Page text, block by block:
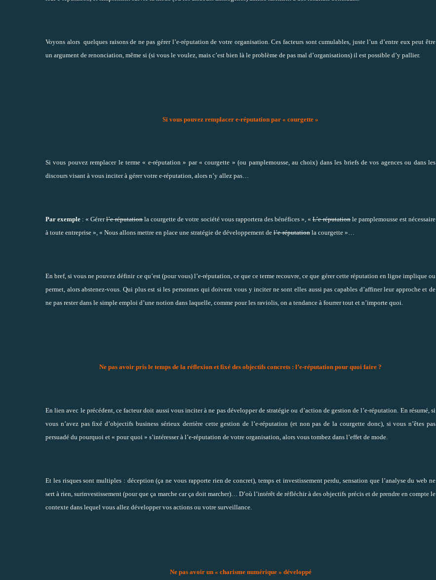
Voyons alors quelques raisons de ne pas gérer l’e-réputation de votre organisation. Ces facteurs sont cumulables, juste l’un d’entre eux peut être
un argument de renonciation, même si (si vous le voulez, mais c’est bien là le problème de pas mal d’organisations) il est possible d’y pallier.
Si vous pouvez remplacer e-réputation par « courgette »
Si vous pouvez remplacer le terme « e-réputation » par « courgette » (ou pamplemousse, au choix) dans les briefs de vos agences ou dans les
discours visant à vous inciter à gérer votre e-réputation, alors n’y allez pas…
Par exemple : « Gérerl’e-réputationla courgette de votre société vous rapportera des bénéfices », «L’e-réputationle pamplemousse est nécessaire
à toute entreprise », « Nous allons mettre en place une stratégie de développement de l’e-réputation la courgette »…
En bref, si vous ne pouvez définir ce qu’est (pour vous) l’e-réputation, ce que ce terme recouvre, ce que gérer cette réputation en ligne implique ou
permet, alors abstenez-vous. Qui plus est si les personnes qui doivent vous y inciter ne sont elles aussi pas capables d’affiner leur approche et de
ne pas rester dans le simple emploi d’une notion dans laquelle, comme pour les raviolis , on a tendance à fourrer tout et n’importe quoi.
Ne pas avoir pris le temps de la réflexion et fixé des objectifs concrets : l’e-réputation pour quoi faire ?
En lien avec le précédent, ce facteur doit aussi vous inciter à ne pas développer de stratégie ou d’action de gestion de l’e-réputation. En résumé, si
vous n’avez pas fixé d’objectifs business sérieux derrière cette gestion de l’e-réputation (et non pas de la courgette donc), si vous n’êtes pas
persuadé du pourquoi et « pour quoi » s’intéresser à l’e-réputation de votre organisation, alors vous tombez dans l’effet de mode.
Et les risques sont multiples : déception (ça ne vous rapporte rien de concret), temps et investissement perdu, sensation que l’analyse du web ne
sert à rien, surinvestissement (pour que ça marche car ça doit marcher)… D’où l’intérêt de réfléchirà des objectifs préciset de prendre en compte le
contexte dans lequel vous allez développer vos actions ou votre surveillance.
Ne pas avoir un « charisme numérique » développé